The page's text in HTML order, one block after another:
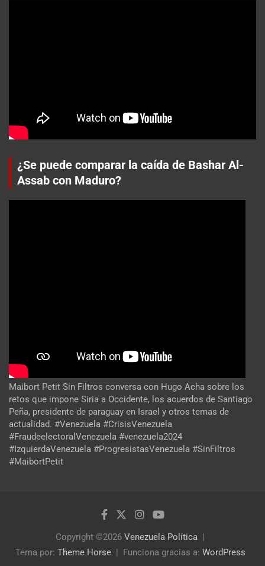
¿Se puede comparar la caída de Bashar Al-
Assab con Maduro?
Maibort Petit Sin Filtros conversa con Hugo Acha sobre los
retos que impone Siria a Occidente, los acuerdos de Santiago
Peña, presidente de paraguay en Israel y otros temas de
actualidad. #Venezuela #CrisisVenezuela
#FraudeelectoralVenezuela #venezuela2024
#IzquierdaVenezuela #ProgresistasVenezuela #SinFiltros
#MaibortPetit
Copyright ©2026 Venezuela Política
Tema por: Theme Horse Funciona gracias a: WordPress